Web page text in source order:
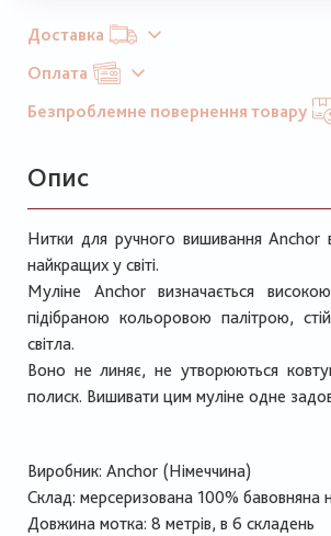
Доставка
Оплата
Безпроблемне повернення товару
Опис
Нитки для ручного вишивання Anchor
найкращих у світі.
Муліне Anchor визначається
підібраною кольоровою палітрою,
світла.
Воно не линяє, не утворюються
полиск. Вишивати цим муліне одне
Виробник: Anchor (Німеччина)
Склад: мерсеризована 100% бавовняна
Довжина мотка: 8 метрів, в 6 складень